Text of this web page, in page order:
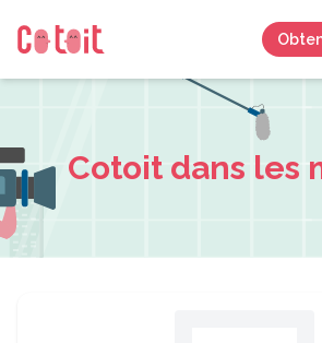
Cotoit dans les